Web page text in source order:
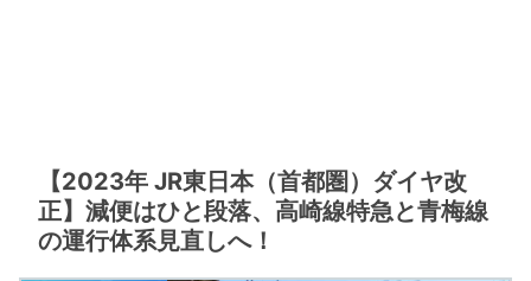
【2023年 JR東日本（首都圏）ダイヤ改
正】減便はひと段落、高崎線特急と青梅線
の運行体系見直しへ！